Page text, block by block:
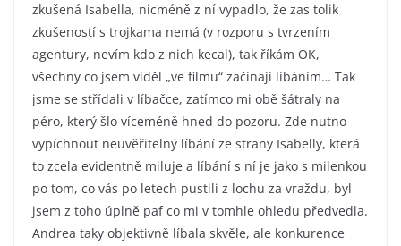
zkušená Isabella, nicméně z ní vypadlo, že zas tolik
zkušeností s trojkama nemá (v rozporu s tvrzením
agentury, nevím kdo z nich kecal), tak říkám OK,
všechny co jsem viděl „ve filmu“ začínají líbáním… Tak
jsme se střídali v líbačce, zatímco mi obě šátraly na
péro, který šlo víceméně hned do pozoru. Zde nutno
vypíchnout neuvěřitelný líbání ze strany Isabelly, která
to zcela evidentně miluje a líbání s ní je jako s milenkou
po tom, co vás po letech pustili z lochu za vraždu, byl
jsem z toho úplně paf co mi v tomhle ohledu předvedla.
Andrea taky objektivně líbala skvěle, ale konkurence